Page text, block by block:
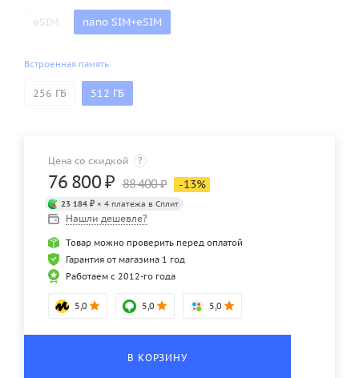
eSIM nano SIM+eSIM
Встроенная память
256 ГБ 512 ГБ
Цена со скидкой ?
76 800₽ 88 400₽ -13%
23 184 ₽ × 4 платежа в Сплит
Нашли дешевле?
Товар можно проверить перед оплатой
Гарантия от магазина 1 год
Работаем с 2012-го года
5,0 5,0 5,0
В КОРЗИНУ